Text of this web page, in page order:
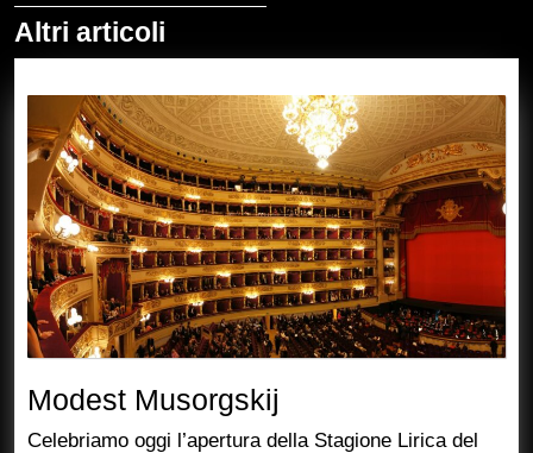
Next
post:
Altri articoli
Modest Musorgskij
Musorgskij
Celebriamo oggi l’apertura della Stagione Lirica del